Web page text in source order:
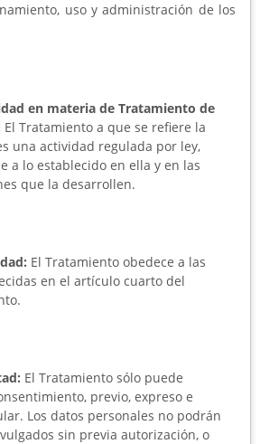
uso y administración de los
en materia de Tratamiento de
El Tratamiento a que se refiere la
una actividad regulada por ley,
a lo establecido en ella y en las
que la desarrollen.
El Tratamiento obedece a las
en el artículo cuarto del
El Tratamiento sólo puede
previo, expreso e
Los datos personales no podrán
sin previa autorización, o